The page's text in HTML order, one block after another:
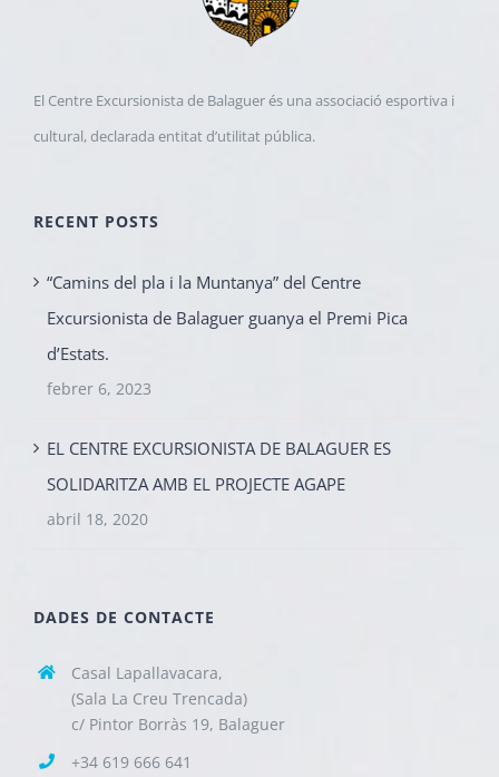
El Centre Excursionista de Balaguer és una associació esportiva i
cultural, declarada entitat d’utilitat pública.
RECENT POSTS
“Camins del pla i la Muntanya” del Centre
Excursionista de Balaguer guanya el Premi Pica
d’Estats.
febrer 6, 2023
EL CENTRE EXCURSIONISTA DE BALAGUER ES
SOLIDARITZA AMB EL PROJECTE AGAPE
abril 18, 2020
DADES DE CONTACTE
Casal Lapallavacara,
(Sala La Creu Trencada)
c/ Pintor Borràs 19, Balaguer
+34 619 666 641